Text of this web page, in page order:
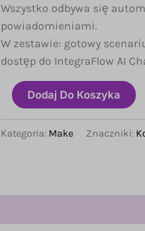
Wszystko odbywa się
powiadomieniami.
W zestawie: gotowy
dostęp do IntegraFlow AI
ilość
Automatyczne
kont
użytkowników
Dodaj Do Koszyka
Kategoria: Make Znaczniki: